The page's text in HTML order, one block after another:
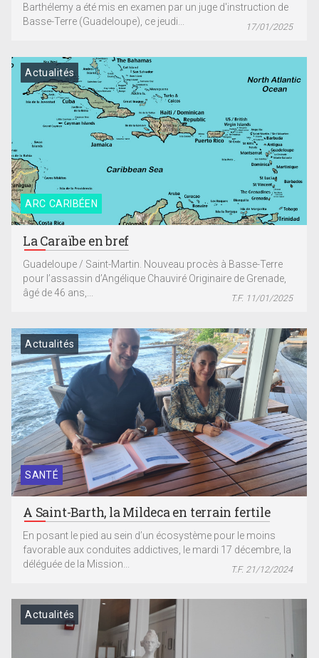
Barthélemy a été mis en examen par un juge d'instruction de
Basse-Terre (Guadeloupe), ce jeudi...
17/01/2025
ARC CARIBÉEN
Actualités
La Caraïbe en bref
Guadeloupe / Saint-Martin. Nouveau procès à Basse-Terre
pour l’assassin d’Angélique Chauviré Originaire de Grenade,
âgé de 46 ans,...
T.F. 11/01/2025
SANTÉ
Actualités
A Saint-Barth, la Mildeca en terrain fertile
En posant le pied au sein d’un écosystème pour le moins
favorable aux conduites addictives, le mardi 17 décembre, la
déléguée de la Mission...
T.F. 21/12/2024
Actualités